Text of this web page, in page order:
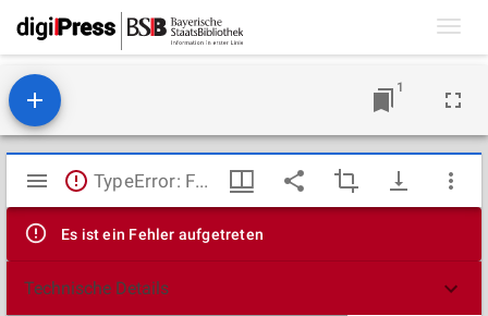
1
Mirador
Viewer
TypeError: Failed to fetch
Es ist ein Fehler aufgetreten
Technische Details